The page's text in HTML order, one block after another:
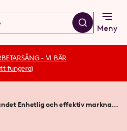
Meny
- VI BÄR
fungera)
LOs yttrande över betänkandet Enhetlig och effektiv marknadskontroll - förslag till förordningsändringar del 2 SOU 2020 nr 49